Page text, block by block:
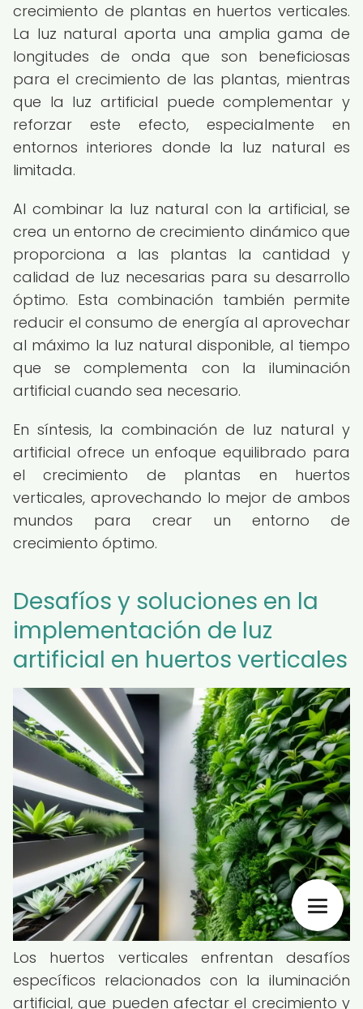
crecimiento de plantas en huertos verticales.
La luz natural aporta una amplia gama de
longitudes de onda que son beneficiosas
para el crecimiento de las plantas, mientras
que la luz artificial puede complementar y
reforzar este efecto, especialmente en
entornos interiores donde la luz natural es
limitada.
Al combinar la luz natural con la artificial, se
crea un entorno de crecimiento dinámico que
proporciona a las plantas la cantidad y
calidad de luz necesarias para su desarrollo
óptimo. Esta combinación también permite
reducir el consumo de energía al aprovechar
al máximo la luz natural disponible, al tiempo
que se complementa con la iluminación
artificial cuando sea necesario.
En síntesis, la combinación de luz natural y
artificial ofrece un enfoque equilibrado para
el crecimiento de plantas en huertos
verticales, aprovechando lo mejor de ambos
mundos para crear un entorno de
crecimiento óptimo.
Desafíos y soluciones en la
implementación de luz
artificial en huertos verticales
Los huertos verticales enfrentan desafíos
específicos relacionados con la iluminación
artificial, que pueden afectar el crecimiento y